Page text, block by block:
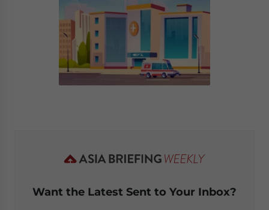
Want the Latest Sent to Your Inbox?